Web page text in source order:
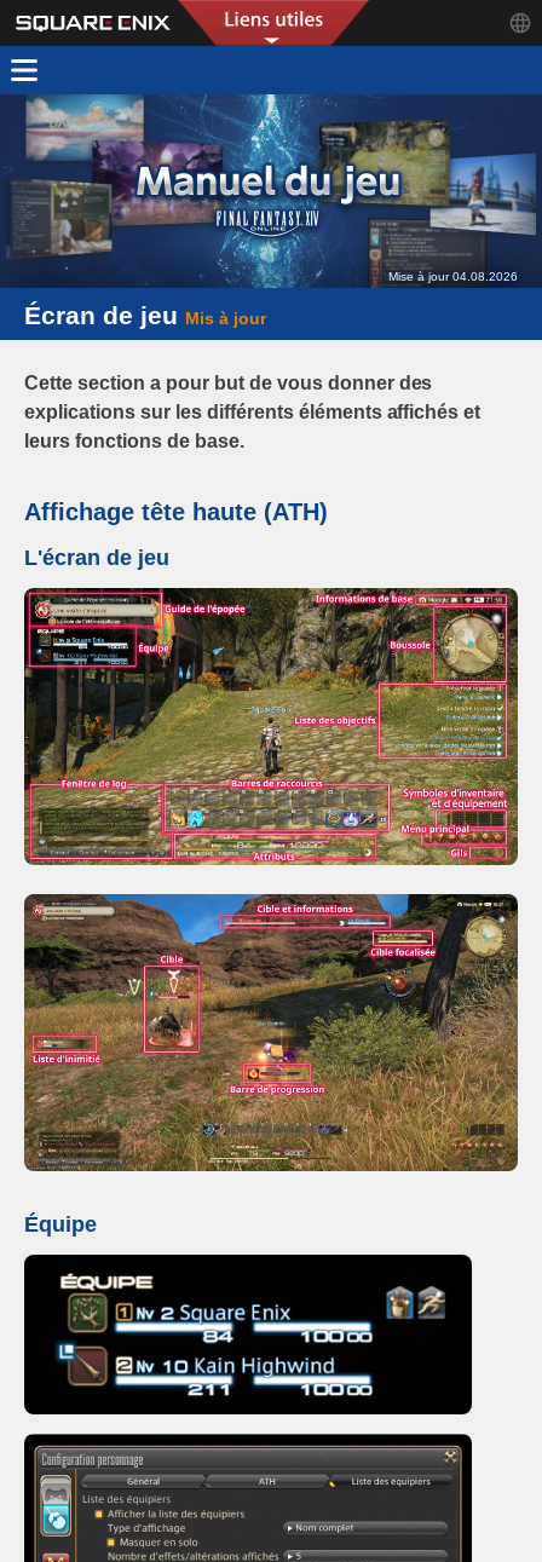
Mise à jour 04.08.2026
Écran de jeu Mis à jour
Cette section a pour but de vous donner des
explications sur les différents éléments affichés et
leurs fonctions de base.
Affichage tête haute (ATH)
L'écran de jeu
Équipe